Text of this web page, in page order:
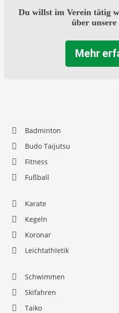
Du willst im Verein tätig
über unsere
Mehr
Badminton
Budo Taijutsu
Fitness
Fußball
Karate
Kegeln
Koronar
Leichtathletik
Schwimmen
Skifahren
Taiko